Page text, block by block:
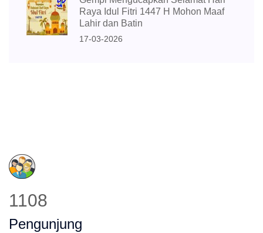
Raya Idul Fitri 1447 H Mohon Maaf
Lahir dan Batin
17-03-2026
1108
Pengunjung